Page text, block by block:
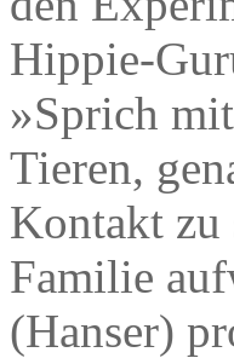
Hippie-
»Sprich
Tieren,
Kontakt zu
Familie
(Hanser)